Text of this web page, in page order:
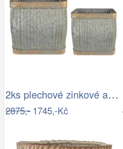
2ks plechové zinkové antik obaly na…
2875,-1745,-Kč